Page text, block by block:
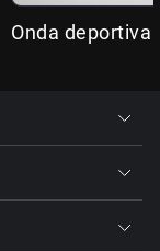
Onda deportiva